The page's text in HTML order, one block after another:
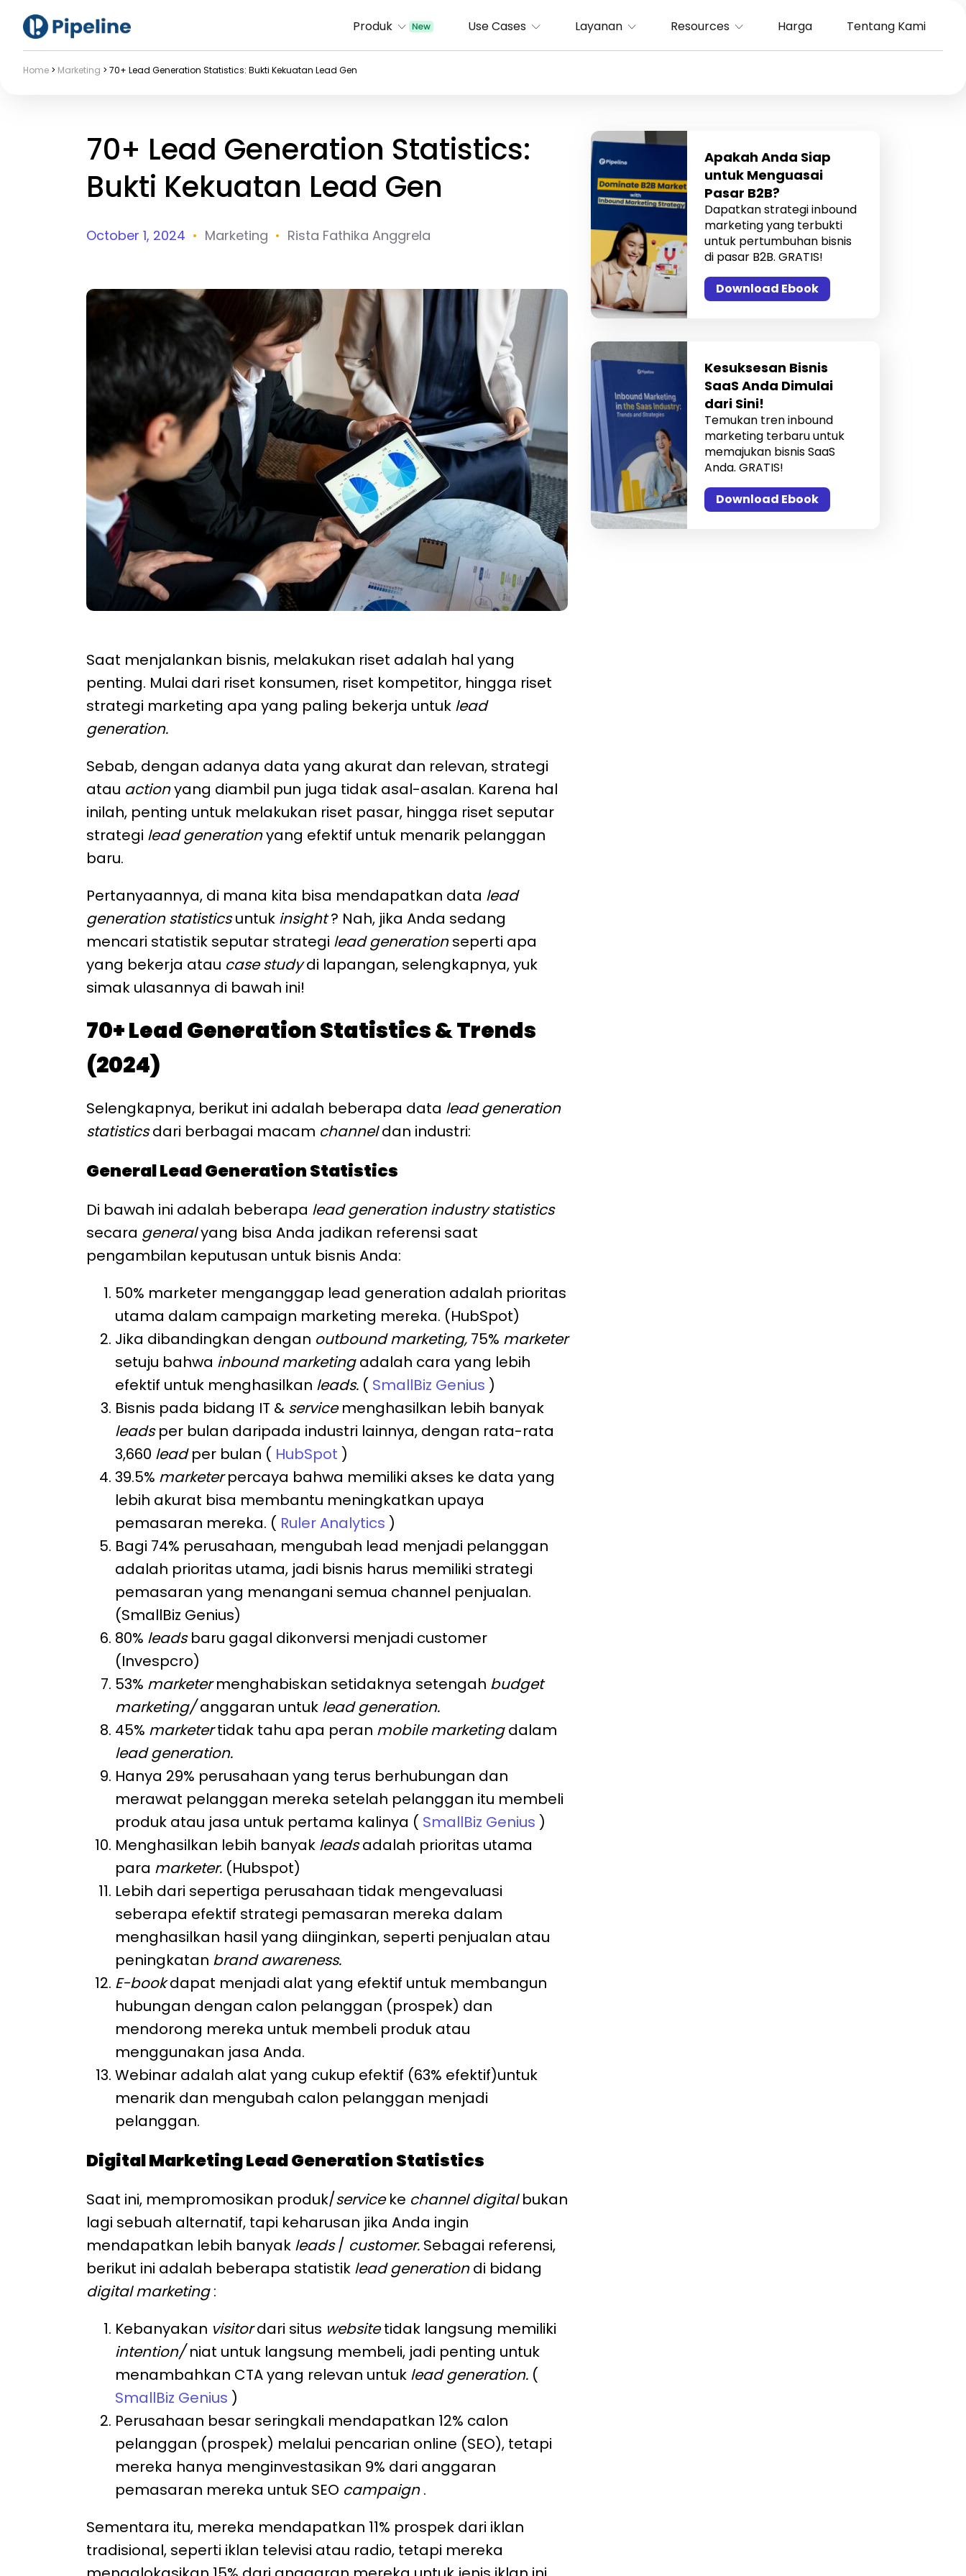
Produk Use Cases Layanan Resources Harga Tentang Kami
Home > Marketing > 70+ Lead Generation Statistics: Bukti Kekuatan Lead Gen
70+ Lead Generation Statistics:
Bukti Kekuatan Lead Gen
October 1, 2024 • Marketing • Rista Fathika Anggrela
Saat menjalankan bisnis, melakukan riset adalah hal yang
penting. Mulai dari riset konsumen, riset kompetitor, hingga riset
strategi marketing apa yang paling bekerja untuk lead
generation.
Sebab, dengan adanya data yang akurat dan relevan, strategi
atau actionyang diambil pun juga tidak asal-asalan. Karena hal
inilah, penting untuk melakukan riset pasar, hingga riset seputar
strategi lead generationyang efektif untuk menarik pelanggan
baru.
Pertanyaannya, di mana kita bisa mendapatkan data lead
generation statisticsuntuk insight ? Nah, jika Anda sedang
mencari statistik seputar strategi lead generationseperti apa
yang bekerja atau case study di lapangan, selengkapnya, yuk
simak ulasannya di bawah ini!
70+ Lead Generation Statistics & Trends
(2024)
Selengkapnya, berikut ini adalah beberapa data lead generation
statistics dari berbagai macam channeldan industri:
General Lead Generation Statistics
Di bawah ini adalah beberapa lead generation industry statistics
secara generalyang bisa Anda jadikan referensi saat
pengambilan keputusan untuk bisnis Anda:
50% marketer menganggap lead generation adalah prioritas
utama dalam campaign marketing mereka. (HubSpot)
Jika dibandingkan dengan outbound marketing, 75% marketer
setuju bahwa inbound marketingadalah cara yang lebih
efektif untuk menghasilkan leads. ( SmallBiz Genius )
Bisnis pada bidang IT & servicemenghasilkan lebih banyak
leadsper bulan daripada industri lainnya, dengan rata-rata
3,660 leadper bulan ( HubSpot )
39.5% marketerpercaya bahwa memiliki akses ke data yang
lebih akurat bisa membantu meningkatkan upaya
pemasaran mereka. ( Ruler Analytics )
Bagi 74% perusahaan, mengubah lead menjadi pelanggan
adalah prioritas utama, jadi bisnis harus memiliki strategi
pemasaran yang menangani semua channel penjualan.
(SmallBiz Genius)
80% leadsbaru gagal dikonversi menjadi customer
(Invespcro)
53% marketermenghabiskan setidaknya setengah budget
marketing/ anggaran untuk lead generation.
45% marketertidak tahu apa peran mobile marketingdalam
lead generation.
Hanya 29% perusahaan yang terus berhubungan dan
merawat pelanggan mereka setelah pelanggan itu membeli
produk atau jasa untuk pertama kalinya ( SmallBiz Genius )
Menghasilkan lebih banyak leadsadalah prioritas utama
para marketer. (Hubspot)
Lebih dari sepertiga perusahaan tidak mengevaluasi
seberapa efektif strategi pemasaran mereka dalam
menghasilkan hasil yang diinginkan, seperti penjualan atau
peningkatan brand awareness.
E-book dapat menjadi alat yang efektif untuk membangun
hubungan dengan calon pelanggan (prospek) dan
mendorong mereka untuk membeli produk atau
menggunakan jasa Anda.
Webinar adalah alat yang cukup efektif (63% efektif)untuk
menarik dan mengubah calon pelanggan menjadi
pelanggan.
Digital Marketing Lead Generation Statistics
Saat ini, mempromosikan produk/serviceke channel digitalbukan
lagi sebuah alternatif, tapi keharusan jika Anda ingin
mendapatkan lebih banyak leads/ customer. Sebagai referensi,
berikut ini adalah beberapa statistik lead generationdi bidang
digital marketing :
Kebanyakan visitordari situs website tidak langsung memiliki
intention/ niat untuk langsung membeli, jadi penting untuk
menambahkan CTA yang relevan untuk lead generation. (
SmallBiz Genius )
Perusahaan besar seringkali mendapatkan 12% calon
pelanggan (prospek) melalui pencarian online (SEO), tetapi
mereka hanya menginvestasikan 9% dari anggaran
pemasaran mereka untuk SEO campaign .
Sementara itu, mereka mendapatkan 11% prospek dari iklan
tradisional, seperti iklan televisi atau radio, tetapi mereka
Apakah Anda Siap
untuk Menguasai
Pasar B2B?
Dapatkan strategi inbound
marketing yang terbukti
untuk pertumbuhan bisnis
di pasar B2B. GRATIS!
Download Ebook
Kesuksesan Bisnis
SaaS Anda Dimulai
dari Sini!
Temukan tren inbound
marketing terbaru untuk
memajukan bisnis SaaS
Anda. GRATIS!
Download Ebook